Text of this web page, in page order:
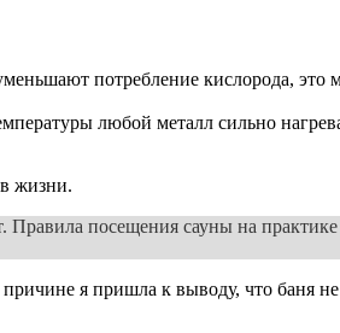
потребление кислорода,
любой металл сильно
жизни.
Правила посещения сауны на
я пришла к выводу, что баня не